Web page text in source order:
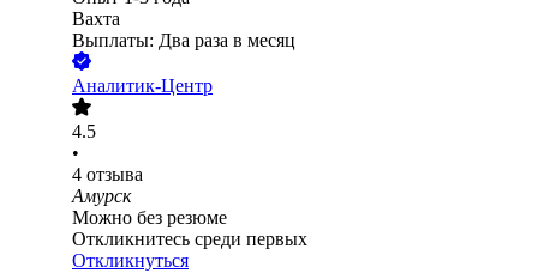
Вахта
Выплаты: Два раза в месяц
Аналитик-Центр
4.5
•
4 отзыва
Амурск
Можно без резюме
Откликнитесь среди первых
Откликнуться